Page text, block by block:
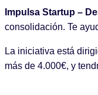
Impulsa Startup –
consolidación. Te
La iniciativa está
más de 4.000€, y